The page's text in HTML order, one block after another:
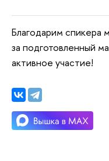
Благодарим спикера
за подготовленный
активное участие!